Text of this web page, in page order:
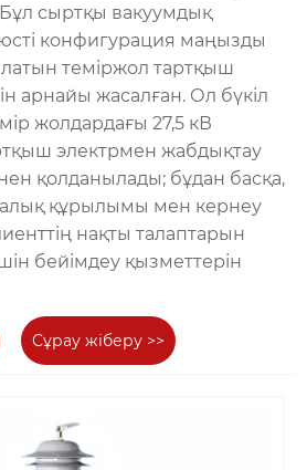
Автоматты қайта
жабуы бар сыртқы
автоматты
ажыратқыш
вольтты
сыртқы вакуумдық
конфигурация маңызды
теміржол тартқыш
арнайы жасалған. Ол бүкіл
жолдардағы 27,5 кВ
электрмен жабдықтау
қолданылады; бұдан басқа,
құрылымы мен кернеу
нақты талаптарын
бейімдеу қызметтерін
Сұрау жіберу >>